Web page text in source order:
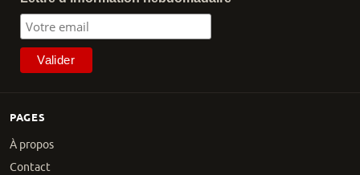
PAGES
À propos
Contact